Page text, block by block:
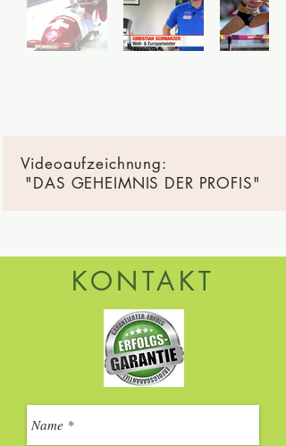
Videoaufzeichnung:
"DAS GEHEIMNIS DER PROFIS"
KONTAKT